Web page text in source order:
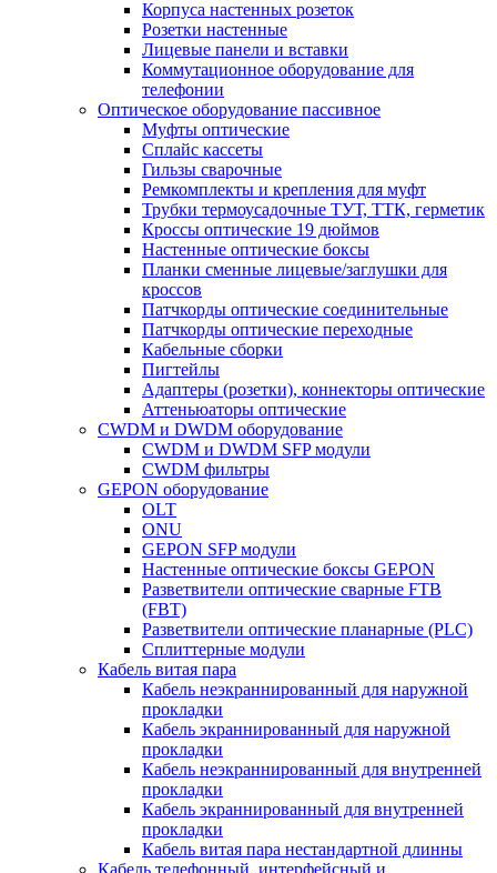
Корпуса настенных розеток
Розетки настенные
Лицевые панели и вставки
Коммутационное оборудование для
телефонии
Оптическое оборудование пассивное
Муфты оптические
Сплайс кассеты
Гильзы сварочные
Ремкомплекты и крепления для муфт
Трубки термоусадочные ТУТ, ТТК, герметик
Кроссы оптические 19 дюймов
Настенные оптические боксы
Планки сменные лицевые/заглушки для
кроссов
Патчкорды оптические соединительные
Патчкорды оптические переходные
Кабельные сборки
Пигтейлы
Адаптеры (розетки), коннекторы оптические
Аттеньюаторы оптические
CWDM и DWDM оборудование
CWDM и DWDM SFP модули
CWDM фильтры
GEPON оборудование
OLT
ONU
GEPON SFP модули
Настенные оптические боксы GEPON
Разветвители оптические сварные FTB
(FBT)
Разветвители оптические планарные (PLC)
Сплиттерные модули
Кабель витая пара
Кабель неэкраннированный для наружной
прокладки
Кабель экраннированный для наружной
прокладки
Кабель неэкраннированный для внутренней
прокладки
Кабель экраннированный для внутренней
прокладки
Кабель витая пара нестандартной длинны
Кабель телефонный, интерфейсный и